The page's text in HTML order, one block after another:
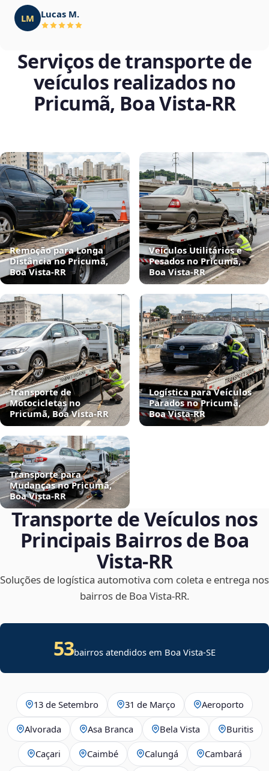
LM Lucas M.
Serviços de transporte de
veículos realizados no
Pricumã, Boa Vista‑RR
Remoção para Longa
Distância no Pricumã,
Boa Vista‑RR
Veículos Utilitários e
Pesados no Pricumã,
Boa Vista‑RR
Transporte de
Motocicletas no
Pricumã, Boa Vista‑RR
Logística para Veículos
Parados no Pricumã,
Boa Vista‑RR
Transporte para
Mudanças no Pricumã,
Boa Vista‑RR
Transporte de Veículos nos
Principais Bairros de Boa
Vista‑RR
Soluções de logística automotiva com coleta e entrega nos
bairros de Boa Vista‑RR.
53bairros atendidos em Boa Vista-SE
13 de Setembro 31 de Março Aeroporto
Alvorada Asa Branca Bela Vista Buritis
Caçari Caimbé Calungá Cambará